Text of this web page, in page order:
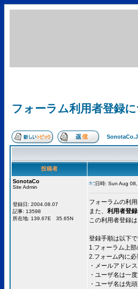
フォーラム利用者登録
投稿者
SonotaCo
Site Admin
登録日: 2004.08.07
記事: 13598
所在地: 139.67E 35.65N
日時: Sun Aug
フォーラムの利
また、 利用者登
この利用者登録
登録手順は以下で
1.フォーラム上
2.フォーム内に必
・メールアドレ
・ユーザ名は一
・ユーザ名は先